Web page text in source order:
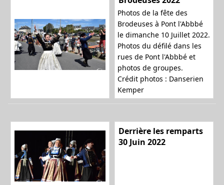
a
a
Photos de la fête des
Brodeuses à Pont l'Abbbé
le dimanche 10 Juillet 2022.
Photos du défilé dans les
rues de Pont l'Abbbé et
photos de groupes.
Crédit photos : Danserien
Kemper
Derrière les remparts
30 Juin 2022